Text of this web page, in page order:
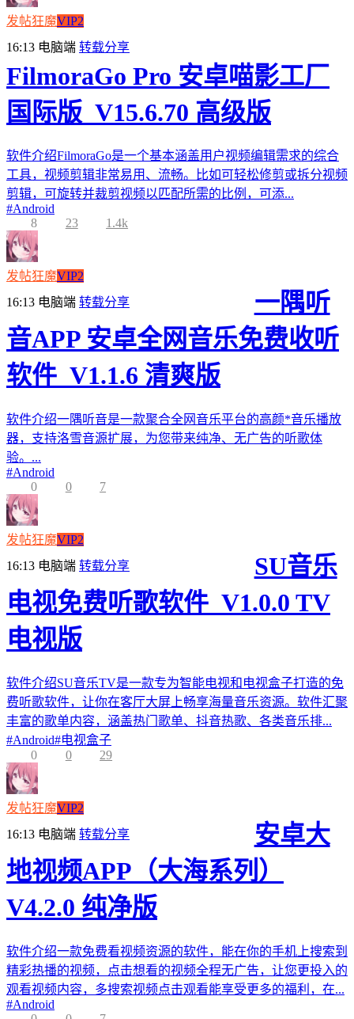
发帖狂魔VIP2
16:13 电脑端 转载分享
FilmoraGo Pro 安卓喵影工厂
国际版_V15.6.70 高级版
软件介绍FilmoraGo是一个基本涵盖用户视频编辑需求的综合
工具，视频剪辑非常易用、流畅。比如可轻松修剪或拆分视频
剪辑，可旋转并裁剪视频以匹配所需的比例，可添...
#Android
8
23 1.4k
发帖狂魔VIP2
16:13 电脑端 转载分享
一隅听
音APP 安卓全网音乐免费收听
软件_V1.1.6 清爽版
软件介绍一隅听音是一款聚合全网音乐平台的高颜*音乐播放
器，支持洛雪音源扩展，为您带来纯净、无广告的听歌体
验。...
#Android
0
0 7
发帖狂魔VIP2
16:13 电脑端 转载分享
SU音乐
电视免费听歌软件_V1.0.0 TV
电视版
软件介绍SU音乐TV是一款专为智能电视和电视盒子打造的免
费听歌软件，让你在客厅大屏上畅享海量音乐资源。软件汇聚
丰富的歌单内容，涵盖热门歌单、抖音热歌、各类音乐排...
#Android#电视盒子
0
0 29
发帖狂魔VIP2
16:13 电脑端 转载分享
安卓大
地视频APP（大海系列）
V4.2.0 纯净版
软件介绍一款免费看视频资源的软件，能在你的手机上搜索到
精彩热播的视频，点击想看的视频全程无广告，让您更投入的
观看视频内容，多搜索视频点击观看能享受更多的福利，在...
#Android